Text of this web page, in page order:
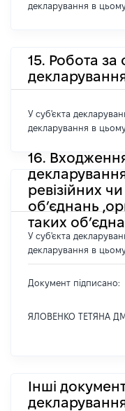
декларування в цьому
15. Робота за
У суб'єкта
декларування в цьому
16.
ревізійних
об’єднань
таких
У суб'єкта
декларування в цьому
Документ підписано:
ЯЛОВЕНКО ТЕТЯНА
Інші